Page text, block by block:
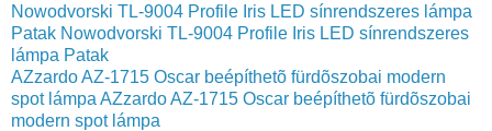
Nowodvorski TL-9004 Profile Iris LED sínrendszeres lámpa
Patak Nowodvorski TL-9004 Profile Iris LED sínrendszeres
lámpa Patak
AZzardo AZ-1715 Oscar beépíthetõ fürdõszobai modern
spot lámpa AZzardo AZ-1715 Oscar beépíthetõ fürdõszobai
modern spot lámpa